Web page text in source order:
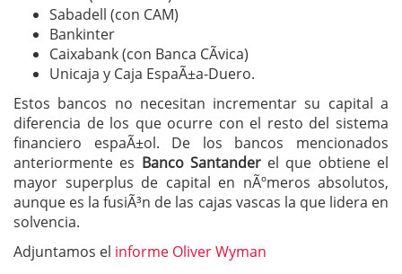
Sabadell (con CAM)
Bankinter
Caixabank (con Banca CÃ­vica)
Unicaja y Caja EspaÃ±a-Duero.
Estos bancos no necesitan incrementar su capital a
diferencia de los que ocurre con el resto del sistema
financiero espaÃ±ol. De los bancos mencionados
anteriormente es Banco Santanderel que obtiene el
mayor superplus de capital en nÃºmeros absolutos,
aunque es la fusiÃ³n de las cajas vascas la que lidera en
solvencia.
Adjuntamos el informe Oliver Wyman